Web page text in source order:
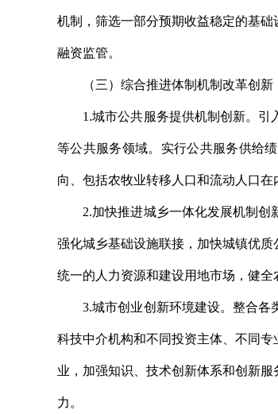
机制，筛选一部分预期收益稳定的基
融资监管。
（三）综合推进体制机制改革创新
1.城市公共服务提供机制创新。引
等公共服务领域。实行公共服务供给
向、包括农牧业转移人口和流动人口在
2.加快推进城乡一体化发展机制创新
强化城乡基础设施联接，加快城镇优
统一的人力资源和建设用地市场，健
3.城市创业创新环境建设。整合各类
科技中介机构和不同投资主体、不同
业，加强知识、技术创新体系和创新
力。